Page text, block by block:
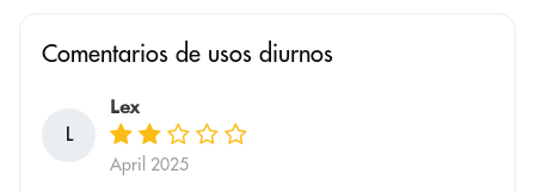
Comentarios de usos diurnos
L
Lex
April 2025